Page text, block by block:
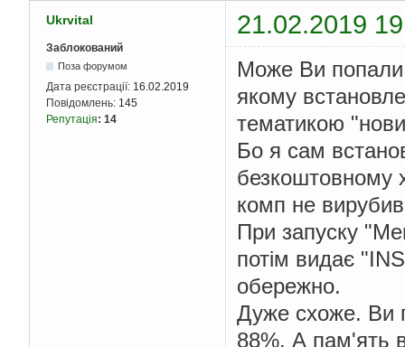
Ukrvital 21.02.2019
Заблокований
Поза форумом
Дата реєстрації: 16.02.2019
Повідомлень: 145
Репутація: 14
Може Ви попали
якому
тематикою
Бо я сам
безкоштовному
комп не
При запуску
потім видає
обережно.
Дуже схоже. Ви
88%. А пам'ять